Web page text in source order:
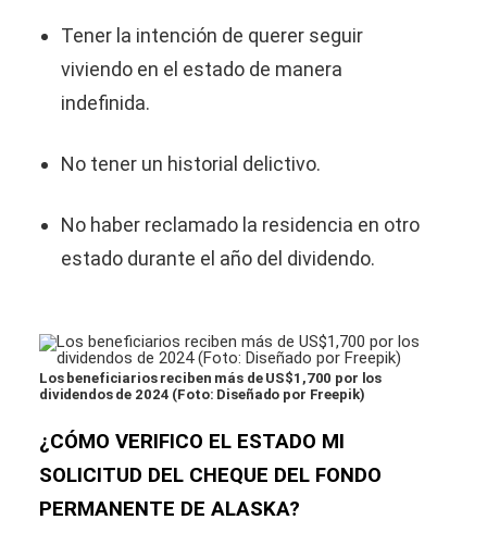
Tener la intención de querer seguir
viviendo en el estado de manera
indefinida.
No tener un historial delictivo.
No haber reclamado la residencia en otro
estado durante el año del dividendo.
Los beneficiarios reciben más de US$1,700 por los
dividendos de 2024 (Foto: Diseñado por Freepik)
¿CÓMO VERIFICO EL ESTADO MI
SOLICITUD DEL CHEQUE DEL FONDO
PERMANENTE DE ALASKA?